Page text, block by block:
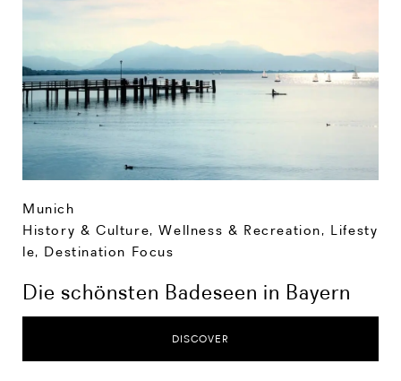
Munich
History & Culture,Wellness & Recreation, Lifesty
le, Destination Focus
Die schönsten Badeseen in Bayern
DISCOVER